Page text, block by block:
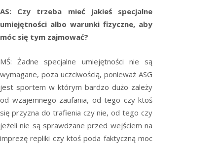
AS: Czy trzeba mieć jakieś specjalne
umiejętności albo warunki fizyczne, aby
móc się tym zajmować?
MŚ: Żadne specjalne umiejętności nie są
wymagane, poza uczciwością, ponieważ ASG
jest sportem w którym bardzo dużo zależy
od wzajemnego zaufania, od tego czy ktoś
się przyzna do trafienia czy nie, od tego czy
jeżeli nie są sprawdzane przed wejściem na
imprezę repliki czy ktoś poda faktyczną moc